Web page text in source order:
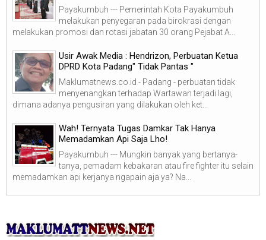
Payakumbuh --- Pemerintah Kota Payakumbuh
melakukan penyegaran pada birokrasi dengan
melakukan promosi dan rotasi jabatan 30 orang Pejabat A...
Usir Awak Media : Hendrizon, Perbuatan Ketua
DPRD Kota Padang" Tidak Pantas "
Maklumatnews.co.id - Padang - perbuatan tidak
menyenangkan terhadap Wartawan terjadi lagi,
dimana adanya pengusiran yang dilakukan oleh ket...
Wah! Ternyata Tugas Damkar Tak Hanya
Memadamkan Api Saja Lho!
Payakumbuh --- Mungkin banyak yang bertanya-
tanya, pemadam kebakaran atau fire fighter itu selain
memadamkan api kerjanya ngapain aja ya? Na...